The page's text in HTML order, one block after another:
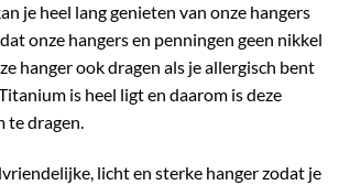
je heel lang genieten van onze hangers
onze hangers en penningen geen nikkel
hanger ook dragen als je allergisch bent
is heel ligt en daarom is deze
te dragen.
licht en sterke hanger zodat je